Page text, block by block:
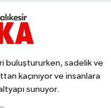
buluştururken, sadelik ve
kaçınıyor ve insanlara
sunuyor.